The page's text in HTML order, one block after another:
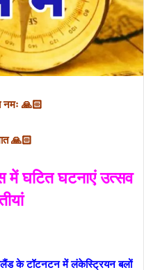
नमः 🙏🏻
🙏🏻
में घटित घटनाएं उत्सव
के टॉटनटन में लंकेस्ट्रियन बलों